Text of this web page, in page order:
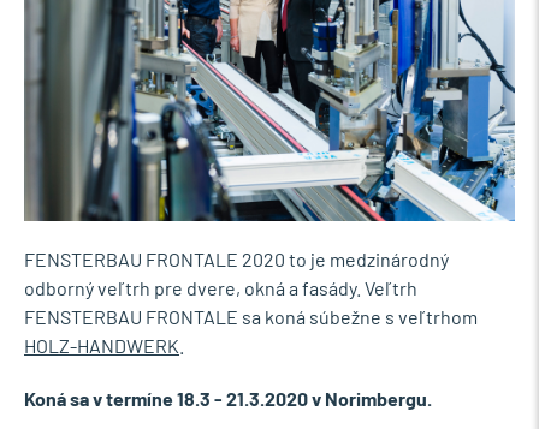
FENSTERBAU FRONTALE 2020 to je medzinárodný
odborný veľtrh pre dvere, okná a fasády. Veľtrh
FENSTERBAU FRONTALE sa koná súbežne s veľtrhom
HOLZ-HANDWERK
Koná sa v termíne 18.3 - 21.3.2020 v Norimbergu.